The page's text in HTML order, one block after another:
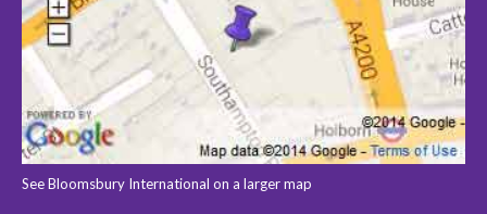
See Bloomsbury International on a larger map